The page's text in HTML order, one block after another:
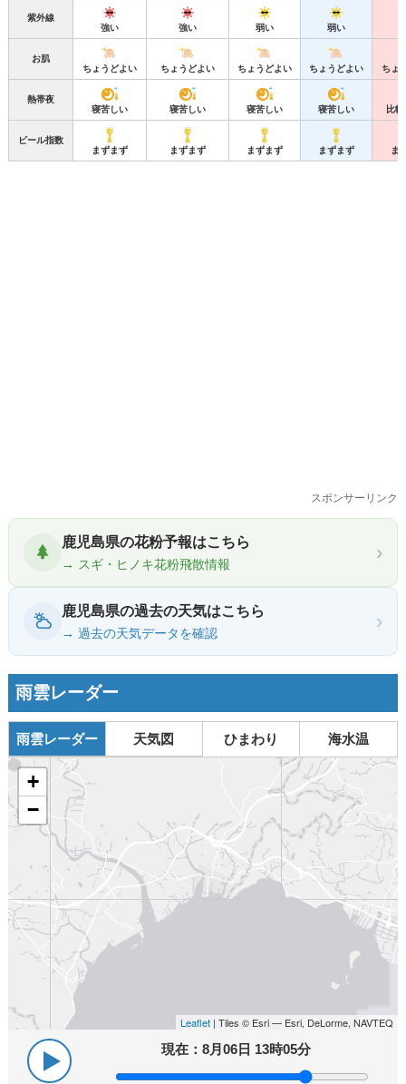
紫外線
強い
強い 弱い 弱い
お肌
ちょうどよい
ちょうどよい ちょうどよい ちょうどよい ちょ
熱帯夜
寝苦しい
寝苦しい 寝苦しい 寝苦しい 比
ビール指数
まずまず
まずまず まずまず まずまず ま
スポンサーリンク
鹿児島県の花粉予報はこちら
→ スギ・ヒノキ花粉飛散情報
›
鹿児島県の過去の天気はこちら
→ 過去の天気データを確認
›
雨雲レーダー
雨雲レーダー 天気図 ひまわり 海水温
+
−
Leaflet | Tiles © Esri — Esri, DeLorme, NAVTEQ
現在：8月06日 13時05分